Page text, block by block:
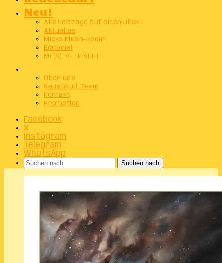
Neu!
Alle Beiträge auf einen Blick
Aktuelles
Micks Mush-Room
Editorial
ME(N)TAL HEALTH
Über uns
SaitenKult-Team
Kontakt
Promotion
Facebook
X
Instagram
Telegram
WhatsApp
Suchen nach